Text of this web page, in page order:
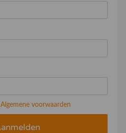
Algemene voorwaarden